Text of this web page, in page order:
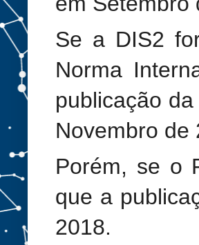
Se a DIS2
Norma
publicação
Novembro de
Porém, se o
que a
2018.